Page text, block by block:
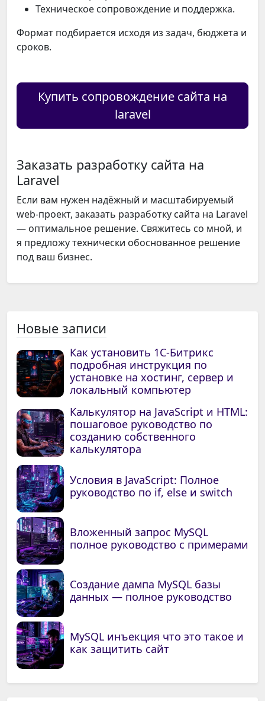
Техническое сопровождение и поддержка.
Формат подбирается исходя из задач, бюджета и
сроков.
Купить сопровождение сайта на
laravel
Заказать разработку сайта на
Laravel
Если вам нужен надёжный и масштабируемый
web-проект, заказать разработку сайта на Laravel
— оптимальное решение. Свяжитесь со мной, и
я предложу технически обоснованное решение
под ваш бизнес.
Новые записи
Как установить 1С-Битрикс
подробная инструкция по
установке на хостинг, сервер и
локальный компьютер
Калькулятор на JavaScript и HTML:
пошаговое руководство по
созданию собственного
калькулятора
Условия в JavaScript: Полное
руководство по if, else и switch
Вложенный запрос MySQL
полное руководство с примерами
Создание дампа MySQL базы
данных — полное руководство
MySQL инъекция что это такое и
как защитить сайт